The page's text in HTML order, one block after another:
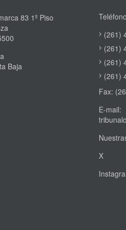
83 1º Piso
Baja
(261)
(261)
(261)
(261)
Fax:
E-mail:
X